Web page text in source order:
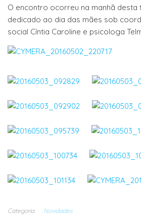
O encontro ocorreu na manhã desta
dedicado ao dia das mães sob
social Cíntia Caroline e psicologa
Categoria Novidades